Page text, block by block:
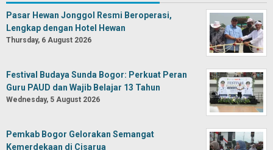
Pasar Hewan Jonggol Resmi Beroperasi,
Lengkap dengan Hotel Hewan
Thursday, 6 August 2026
Festival Budaya Sunda Bogor: Perkuat Peran
Guru PAUD dan Wajib Belajar 13 Tahun
Wednesday, 5 August 2026
Pemkab Bogor Gelorakan Semangat
Kemerdekaan di Cisarua